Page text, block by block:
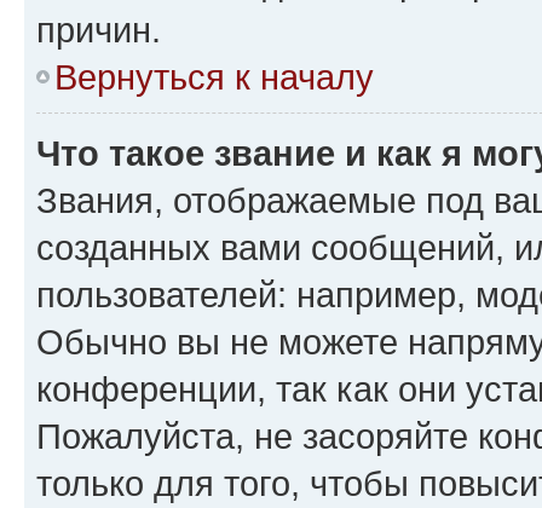
причин.
Вернуться к началу
Что такое звание и как я
Звания, отображаемые под
созданных вами сообщений,
пользователей: например,
Обычно вы не можете
конференции, так как они
Пожалуйста, не засоряйте
только для того, чтобы